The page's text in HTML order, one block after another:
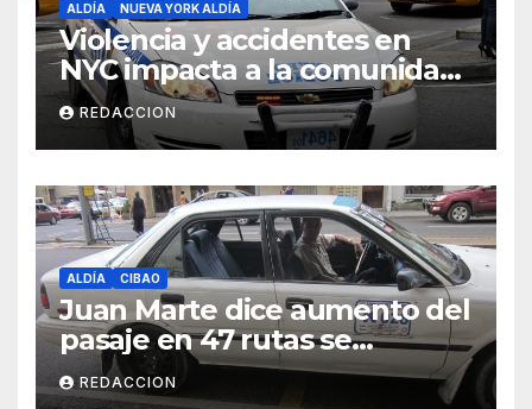
ALDÍA NUEVA YORK ALDÍA
Violencia y accidentes en
NYC impacta a la comunidad
dominicana
REDACCION
ALDÍA CIBAO
Juan Marte dice aumento del
pasaje en 47 rutas se
mantiene
REDACCION